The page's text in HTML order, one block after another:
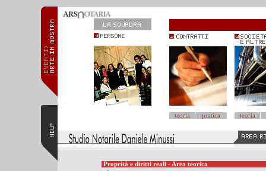
teoria pratica teoria
Proprità e diritti reali - Area teorica